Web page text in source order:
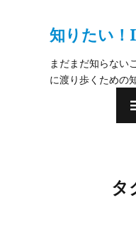
知りたい
まだまだ知らない
に渡り歩くための
タ